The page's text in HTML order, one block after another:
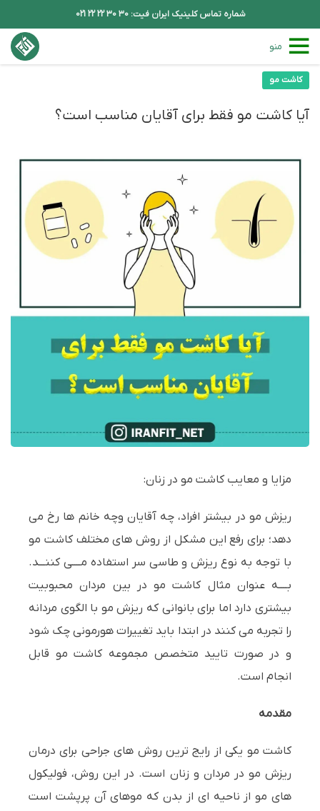
شماره تماس کلینیک ایران فیت: 30 30 22 22 021
منو
کاشت مو
آیا کاشت مو فقط برای آقایان مناسب است؟
مزایا و معایب کاشت مو در زنان:
ریزش مو در بیشتر افراد، چه آقایان وچه خانم ها رخ می
دهد؛ برای رفع این مشکل از روش های مختلف کاشت مو
با توجه به نوع ریزش و طاسی سر استفاده مــــی کننـــد.
بــــه عنوان مثال کاشت مو در بین مردان محبوبیت
بیشتری دارد اما برای بانوانی که ریزش مو با الگوی مردانه
را تجربه می کنند در ابتدا باید تغییرات هورمونی چک شود
و در صورت تایید متخصص مجموعه کاشت مو قابل
انجام است.
مقدمه
کاشت مو یکی از رایج ترین روش های جراحی برای درمان
ریزش مو در مردان و زنان است. در این روش، فولیکول
های مو از ناحیه ای از بدن که موهای آن پرپشت است